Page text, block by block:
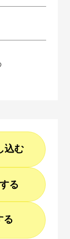
込む
る
る